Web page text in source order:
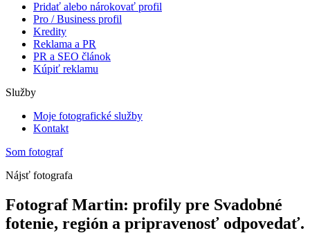
Pridať alebo nárokovať profil
Pro / Business profil
Kredity
Reklama a PR
PR a SEO článok
Kúpiť reklamu
Služby
Moje fotografické služby
Kontakt
Som fotograf
Nájsť fotografa
Fotograf Martin: profily pre Svadobné
fotenie, región a pripravenosť odpovedať.